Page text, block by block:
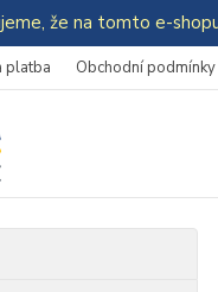
že na tomto e-
platba Obchodní podmínky